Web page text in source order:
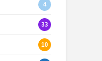
4
33
10